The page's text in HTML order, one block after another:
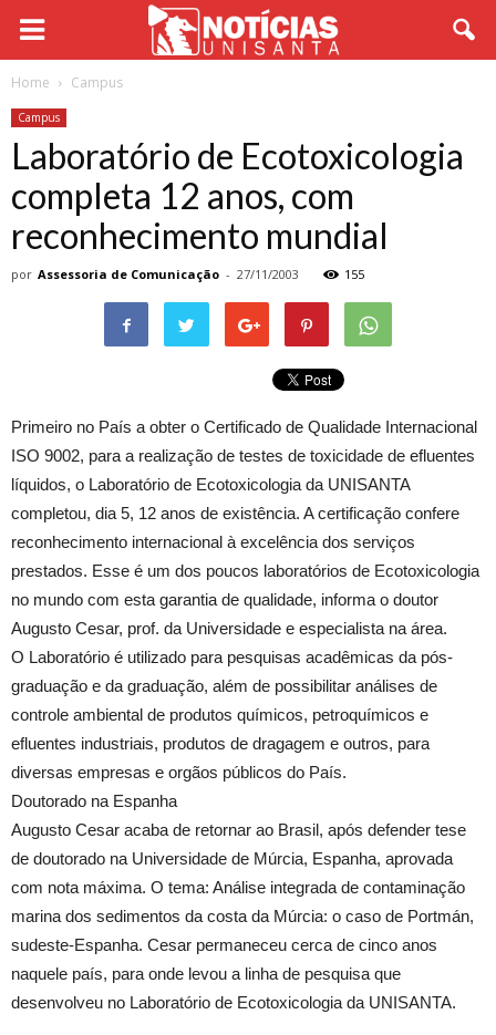
Home Campus
Campus
Laboratório de Ecotoxicologia
completa 12 anos, com
reconhecimento mundial
por Assessoria de Comunicação - 27/11/2003 155
Primeiro no País a obter o Certificado de Qualidade Internacional
ISO 9002, para a realização de testes de toxicidade de efluentes
líquidos, o Laboratório de Ecotoxicologia da UNISANTA
completou, dia 5, 12 anos de existência. A certificação confere
reconhecimento internacional à excelência dos serviços
prestados. Esse é um dos poucos laboratórios de Ecotoxicologia
no mundo com esta garantia de qualidade, informa o doutor
Augusto Cesar, prof. da Universidade e especialista na área.
O Laboratório é utilizado para pesquisas acadêmicas da pós-
graduação e da graduação, além de possibilitar análises de
controle ambiental de produtos químicos, petroquímicos e
efluentes industriais, produtos de dragagem e outros, para
diversas empresas e orgãos públicos do País.
Doutorado na Espanha
Augusto Cesar acaba de retornar ao Brasil, após defender tese
de doutorado na Universidade de Múrcia, Espanha, aprovada
com nota máxima. O tema: Análise integrada de contaminação
marina dos sedimentos da costa da Múrcia: o caso de Portmán,
sudeste-Espanha. Cesar permaneceu cerca de cinco anos
naquele país, para onde levou a linha de pesquisa que
desenvolveu no Laboratório de Ecotoxicologia da UNISANTA.